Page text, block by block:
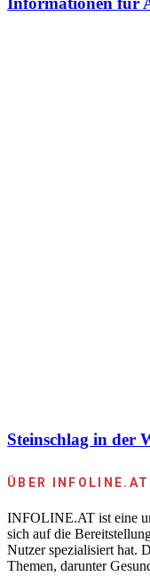
Steinschlag in der
ÜBER INFOLINE.AT
INFOLINE.AT ist eine
sich auf die
Nutzer spezialisiert hat.
Themen, darunter